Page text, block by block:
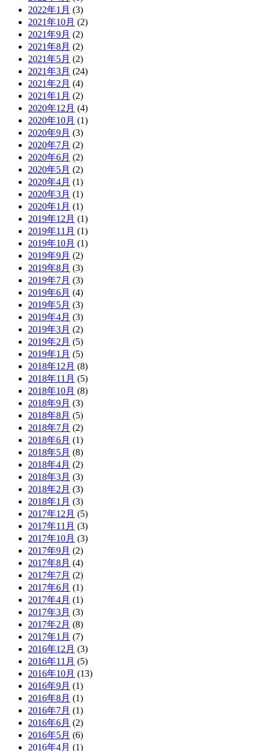
2022年1月 (3)
2021年10月 (2)
2021年9月 (2)
2021年8月 (2)
2021年5月 (2)
2021年3月 (24)
2021年2月 (4)
2021年1月 (2)
2020年12月 (4)
2020年10月 (1)
2020年9月 (3)
2020年7月 (2)
2020年6月 (2)
2020年5月 (2)
2020年4月 (1)
2020年3月 (1)
2020年1月 (1)
2019年12月 (1)
2019年11月 (1)
2019年10月 (1)
2019年9月 (2)
2019年8月 (3)
2019年7月 (3)
2019年6月 (4)
2019年5月 (3)
2019年4月 (3)
2019年3月 (2)
2019年2月 (5)
2019年1月 (5)
2018年12月 (8)
2018年11月 (5)
2018年10月 (8)
2018年9月 (3)
2018年8月 (5)
2018年7月 (2)
2018年6月 (1)
2018年5月 (8)
2018年4月 (2)
2018年3月 (3)
2018年2月 (3)
2018年1月 (3)
2017年12月 (5)
2017年11月 (3)
2017年10月 (3)
2017年9月 (2)
2017年8月 (4)
2017年7月 (2)
2017年6月 (1)
2017年4月 (1)
2017年3月 (3)
2017年2月 (8)
2017年1月 (7)
2016年12月 (3)
2016年11月 (5)
2016年10月 (13)
2016年9月 (1)
2016年8月 (1)
2016年7月 (1)
2016年6月 (2)
2016年5月 (6)
2016年4月 (1)